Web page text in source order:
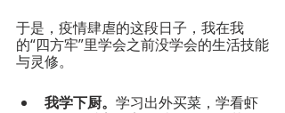
于是，疫情肆虐的这段日子，我在我
的“四方牢”里学会之前没学会的生活技能
与灵修。
我学下厨。 学习出外买菜，学看虾